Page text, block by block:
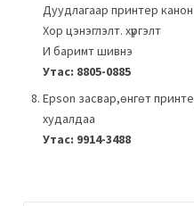
Дуудлагаар принтер канон
Хор цэнэглэлт. хүргэлт
И баримт шивнэ
Утас: 8805-0885
Epson засвар,өнгөт
худалдаа
Утас: 9914-3488